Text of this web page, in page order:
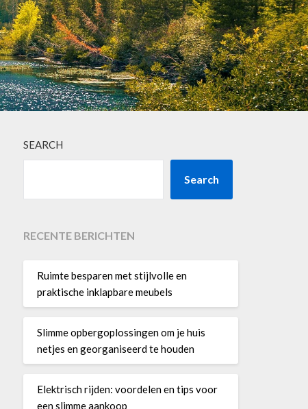
SEARCH
Search
RECENTE BERICHTEN
Ruimte besparen met stijlvolle en
praktische inklapbare meubels
Slimme opbergoplossingen om je huis
netjes en georganiseerd te houden
Elektrisch rijden: voordelen en tips voor
een slimme aankoop